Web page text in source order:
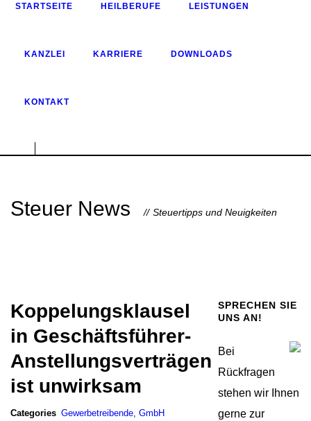
STARTSEITE HEILBERUFE LEISTUNGEN
KANZLEI KARRIERE DOWNLOADS
KONTAKT
Steuer News Steuertipps und Neuigkeiten
Koppelungsklausel
in Geschäftsführer-
Anstellungsverträgen
ist unwirksam
Categories Gewerbetreibende GmbH
SPRECHEN SIE
UNS AN!
Bei
Rückfragen
stehen wir Ihnen
gerne zur